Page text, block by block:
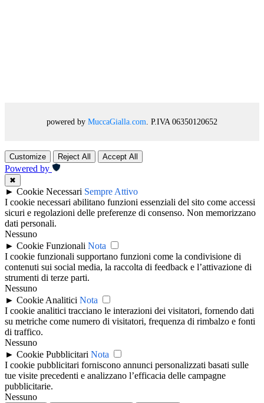
powered by MuccaGialla.com . P.IVA 06350120652
Customize Reject All Accept All
Powered by
✖
► Cookie Necessari Sempre Attivo
I cookie necessari abilitano funzioni essenziali del sito come accessi
sicuri e regolazioni delle preferenze di consenso. Non memorizzano
dati personali.
Nessuno
► Cookie Funzionali Nota
I cookie funzionali supportano funzioni come la condivisione di
contenuti sui social media, la raccolta di feedback e l’attivazione di
strumenti di terze parti.
Nessuno
► Cookie Analitici Nota
I cookie analitici tracciano le interazioni dei visitatori, fornendo dati
su metriche come numero di visitatori, frequenza di rimbalzo e fonti
di traffico.
Nessuno
► Cookie Pubblicitari Nota
I cookie pubblicitari forniscono annunci personalizzati basati sulle
tue visite precedenti e analizzano l’efficacia delle campagne
pubblicitarie.
Nessuno